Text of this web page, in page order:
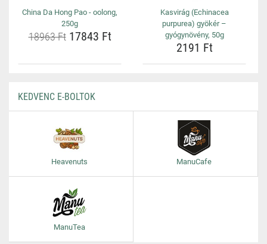
China Da Hong Pao - oolong,
250g
18963 Ft17843 Ft
Kasvirág (Echinacea
purpurea) gyökér –
gyógynövény, 50g
2191 Ft
KEDVENC E-BOLTOK
Heavenuts ManuCafe
ManuTea